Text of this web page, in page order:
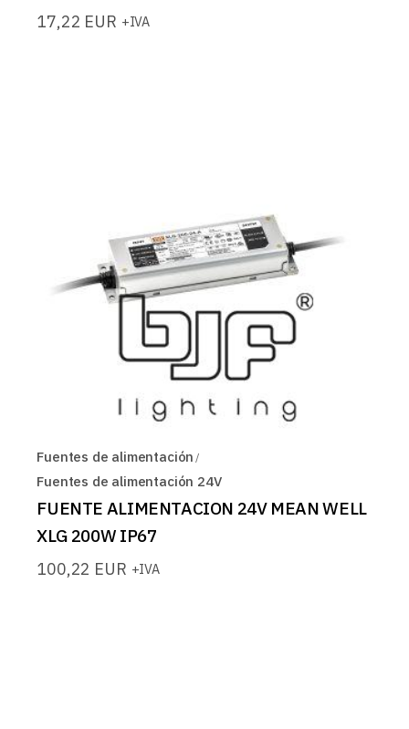
17,22 EUR +IVA
Fuentes de alimentación
Fuentes de alimentación 24V
FUENTE ALIMENTACION 24V MEAN WELL
XLG 200W IP67
100,22 EUR +IVA